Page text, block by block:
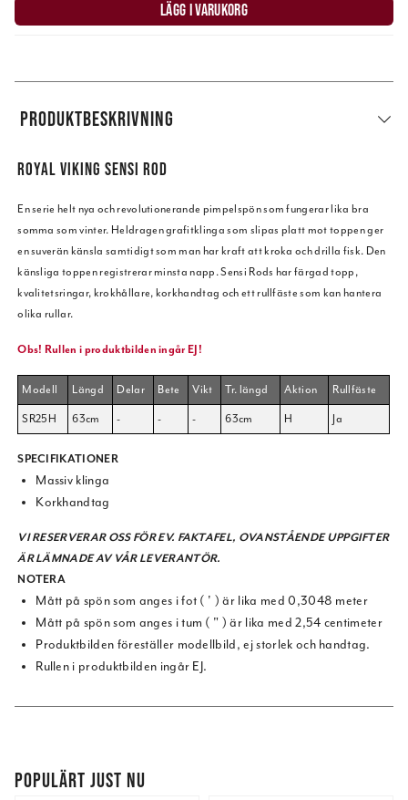
LÄGG I VARUKORG
PRODUKTBESKRIVNING
ROYAL VIKING SENSI ROD
En serie helt nya och revolutionerande pimpelspön som fungerar lika bra
somma som vinter. Heldragen grafitklinga som slipas platt mot toppen ger
en suverän känsla samtidigt som man har kraft att kroka och drilla fisk. Den
känsliga toppen registrerar minsta napp. Sensi Rods har färgad topp,
kvalitetsringar, krokhållare, korkhandtag och ett rullfäste som kan hantera
olika rullar.
Obs! Rullen i produktbilden ingår EJ!
Modell Längd Delar Bete Vikt Tr. längd Aktion
Rullfäste
SR25H
63cm - - - 63cm H Ja
SPECIFIKATIONER
Massiv klinga
Korkhandtag
VI RESERVERAR OSS FÖR EV. FAKTAFEL, OVANSTÅENDE UPPGIFTER
ÄR LÄMNADE AV VÅR LEVERANTÖR.
NOTERA
Mått på spön som anges i fot ( ' ) är lika med 0,3048 meter
Mått på spön som anges i tum ( " ) är lika med 2,54 centimeter
Produktbilden föreställer modellbild, ej storlek och handtag.
Rullen i produktbilden ingår EJ.
POPULÄRT JUST NU